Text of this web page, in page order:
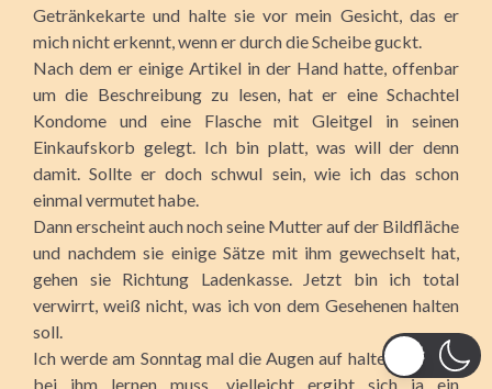
Getränkekarte und halte sie vor mein Gesicht, das er
mich nicht erkennt, wenn er durch die Scheibe guckt.
Nach dem er einige Artikel in der Hand hatte, offenbar
um die Beschreibung zu lesen, hat er eine Schachtel
Kondome und eine Flasche mit Gleitgel in seinen
Einkaufskorb gelegt. Ich bin platt, was will der denn
damit. Sollte er doch schwul sein, wie ich das schon
einmal vermutet habe.
Dann erscheint auch noch seine Mutter auf der Bildfläche
und nachdem sie einige Sätze mit ihm gewechselt hat,
gehen sie Richtung Ladenkasse. Jetzt bin ich total
verwirrt, weiß nicht, was ich von dem Gesehenen halten
soll.
Ich werde am Sonntag mal die Augen auf halten, wen ich
bei ihm lernen muss, vielleicht ergibt sich ja ein